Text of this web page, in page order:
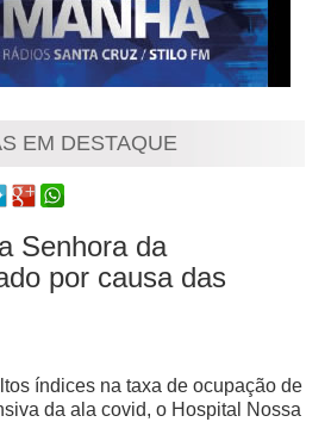
EM DESTAQUE
Senhora da
por causa das
índices na taxa de ocupação de
da ala covid, o Hospital Nossa